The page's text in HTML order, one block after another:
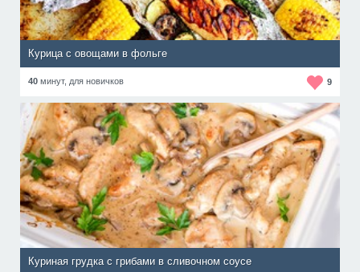
Курица с овощами в фольге
40 минут, для новичков 9
Куриная грудка с грибами в сливочном соусе